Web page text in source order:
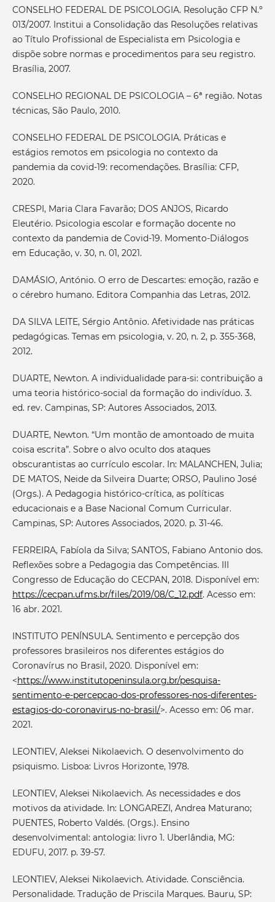
CONSELHO FEDERAL DE PSICOLOGIA. Resolução CFP N.º
013/2007. Institui a Consolidação das Resoluções relativas
ao Título Profissional de Especialista em Psicologia e
dispõe sobre normas e procedimentos para seu registro.
Brasília, 2007.
CONSELHO REGIONAL DE PSICOLOGIA – 6ª região. Notas
técnicas, São Paulo, 2010.
CONSELHO FEDERAL DE PSICOLOGIA. Práticas e
estágios remotos em psicologia no contexto da
pandemia da covid-19: recomendações. Brasília: CFP,
2020.
CRESPI, Maria Clara Favarão; DOS ANJOS, Ricardo
Eleutério. Psicologia escolar e formação docente no
contexto da pandemia de Covid-19. Momento-Diálogos
em Educação, v. 30, n. 01, 2021.
DAMÁSIO, António. O erro de Descartes: emoção, razão e
o cérebro humano. Editora Companhia das Letras, 2012.
DA SILVA LEITE, Sérgio Antônio. Afetividade nas práticas
pedagógicas. Temas em psicologia, v. 20, n. 2, p. 355-368,
2012.
DUARTE, Newton. A individualidade para-si: contribuição a
uma teoria histórico-social da formação do indivíduo. 3.
ed. rev. Campinas, SP: Autores Associados, 2013.
DUARTE, Newton. “Um montão de amontoado de muita
coisa escrita”. Sobre o alvo oculto dos ataques
obscurantistas ao currículo escolar. In: MALANCHEN, Julia;
DE MATOS, Neide da Silveira Duarte; ORSO, Paulino José
(Orgs.). A Pedagogia histórico-crítica, as políticas
educacionais e a Base Nacional Comum Curricular.
Campinas, SP: Autores Associados, 2020. p. 31-46.
FERREIRA, Fabíola da Silva; SANTOS, Fabiano Antonio dos.
Reflexões sobre a Pedagogia das Competências. III
Congresso de Educação do CECPAN, 2018. Disponível em:
https://cecpan.ufms.br/files/2019/08/C_12.pdf. Acesso em:
16 abr. 2021.
INSTITUTO PENÍNSULA. Sentimento e percepção dos
professores brasileiros nos diferentes estágios do
Coronavírus no Brasil, 2020. Disponível em:
<https://www.institutopeninsula.org.br/pesquisa-
sentimento-e-percepcao-dos-professores-nos-diferentes-
estagios-do-coronavirus-no-brasil/>. Acesso em: 06 mar.
2021.
LEONTIEV, Aleksei Nikolaevich. O desenvolvimento do
psiquismo. Lisboa: Livros Horizonte, 1978.
LEONTIEV, Aleksei Nikolaevich. As necessidades e dos
motivos da atividade. In: LONGAREZI, Andrea Maturano;
PUENTES, Roberto Valdés. (Orgs.). Ensino
desenvolvimental: antologia: livro 1. Uberlândia, MG:
EDUFU, 2017. p. 39-57.
LEONTIEV, Aleksei Nikolaevich. Atividade. Consciência.
Personalidade. Tradução de Priscila Marques. Bauru, SP: